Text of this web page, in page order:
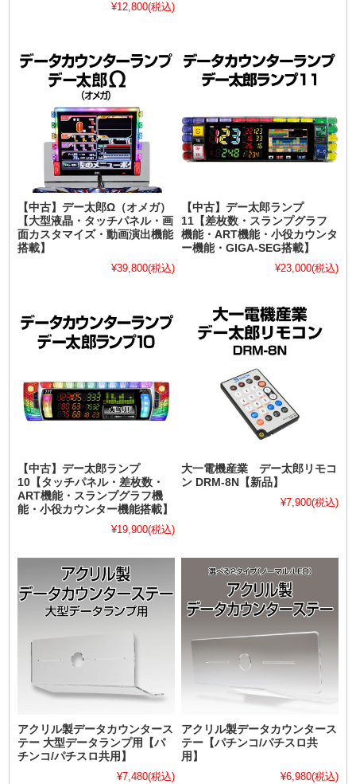
¥12,800(税込)
【中古】デー太郎Ω（オメガ）
【大型液晶・タッチパネル・画
面カスタマイズ・動画演出機能
搭載】
¥39,800(税込)
【中古】デー太郎ランプ
11【差枚数・スランプグラフ
機能・ART機能・小役カウンタ
ー機能・GIGA-SEG搭載】
¥23,000(税込)
【中古】デー太郎ランプ
10【タッチパネル・差枚数・
ART機能・スランプグラフ機
能・小役カウンター機能搭載】
¥19,900(税込)
大一電機産業 デー太郎リモコ
ン DRM-8N【新品】
¥7,900(税込)
アクリル製データカウンタース
テー 大型データランプ用【パ
チンコ/パチスロ共用】
¥7,480(税込)
アクリル製データカウンタース
テー【パチンコ/パチスロ共
用】
¥6,980(税込)